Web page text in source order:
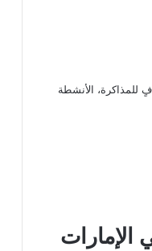
للمذاكرة، الأنشطة
الإمارات